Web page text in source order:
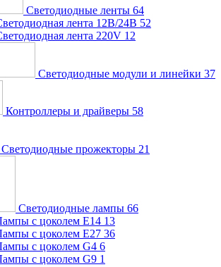
Светодиодные ленты 64
лента 12В/24В 52
лента 220V 12
Светодиодные модули и линейки 37
Контроллеры и драйверы 58
Светодиодные прожекторы 21
Светодиодные лампы 66
с цоколем E14 13
с цоколем E27 36
с цоколем G4 6
с цоколем G9 1